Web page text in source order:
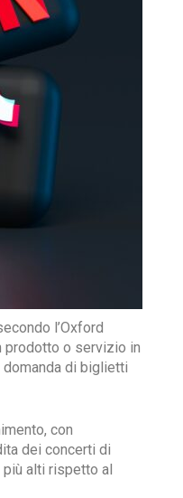
l’Oxford
prodotto o servizio in
di biglietti
con
dei concerti di
alti rispetto al